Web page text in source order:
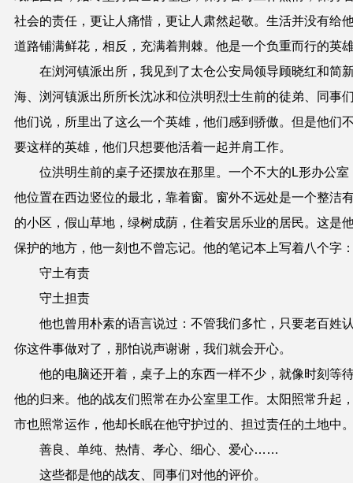
社会的责任，更让人痛惜，更让人肃然起敬。生活并没有给
道路铺满鲜花，相反，充满着荆棘。他是一个负重而行的英
在浏河镇派出所，我见到了太仓公安局领导顾晓红和简
海、浏河镇派出所所长沈冰和位洪明烈士生前的徒弟、同事
他们说，所里出了这么一个英雄，他们感到骄傲。但是他们
要这样的英雄，他们只想要他活着一起并肩工作。
位洪明生前的桌子还摆放在那里。一个不大的 L形办公室
他位置在西边竖位的最北，靠着窗。窗外不远处是一个整洁
的小区，假山草地，绿树成荫，住着安居乐业的居民。这是
保护的地方，他一刻也不曾忘记。他的笔记本上写着八个字
守土有责
守土担责
他也曾用朴素的语言说过：不管我们多忙，只要老百姓
你这件事做对了，那怕说声谢谢，我们就会开心。
他的电脑还开着，桌子上的东西一样不少，就像时刻等
他的归来。他的战友们照常在办公室里工作。太阳照常升起
市也照常运作，他却长眠在他守护过的、担过责任的土地中
善良、单纯、热情、孝心、细心、爱心……
这些都是他的战友、同事们对他的评价。